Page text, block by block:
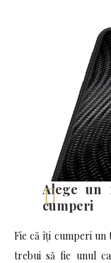
Alege un
cumperi
Fie că îți cumperi un
trebui să fie unul